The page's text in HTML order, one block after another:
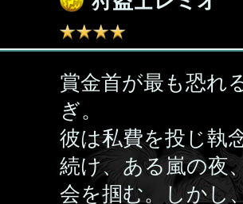
賞金首が最も恐れ
ぎ。
彼は私費を投じ執
続け、ある嵐の夜
会を掴む。しかし